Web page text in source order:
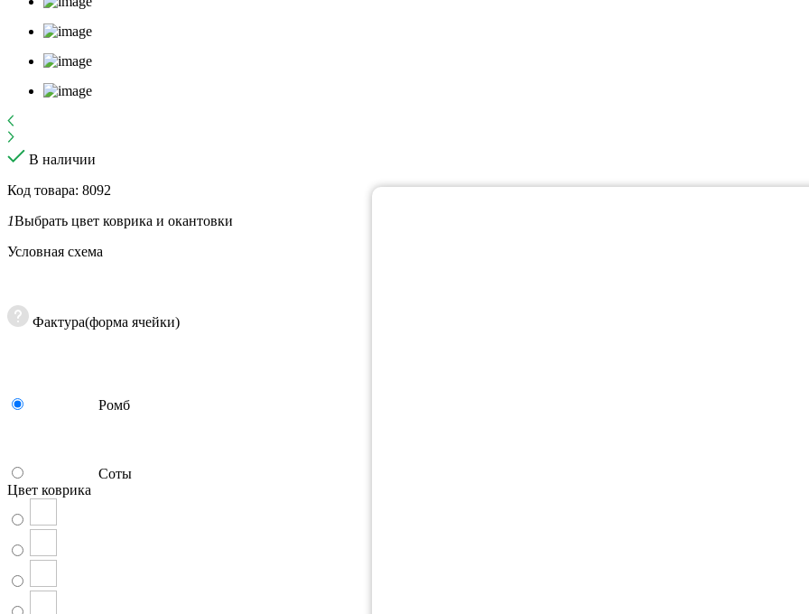
В наличии
Код товара: 8092
1Выбрать цвет коврика и окантовки
Условная схема
Фактура(форма ячейки)
Ромб
Соты
Цвет коврика